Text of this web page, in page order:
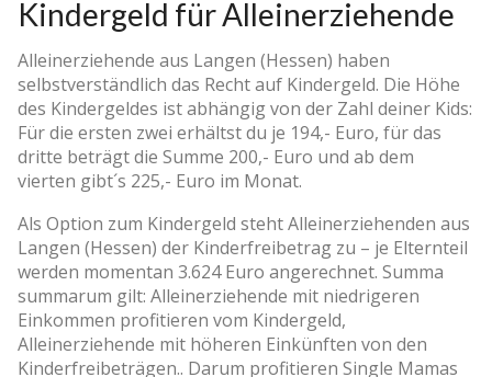
Kindergeld für Alleinerziehende
Alleinerziehende aus Langen (Hessen) haben
selbstverständlich das Recht auf Kindergeld. Die Höhe
des Kindergeldes ist abhängig von der Zahl deiner Kids:
Für die ersten zwei erhältst du je 194,- Euro, für das
dritte beträgt die Summe 200,- Euro und ab dem
vierten gibt´s 225,- Euro im Monat.
Als Option zum Kindergeld steht Alleinerziehenden aus
Langen (Hessen) der Kinderfreibetrag zu – je Elternteil
werden momentan 3.624 Euro angerechnet. Summa
summarum gilt: Alleinerziehende mit niedrigeren
Einkommen profitieren vom Kindergeld,
Alleinerziehende mit höheren Einkünften von den
Kinderfreibeträgen.. Darum profitieren Single Mamas